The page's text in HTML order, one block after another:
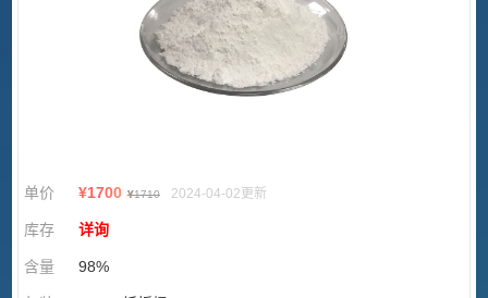
单价 ¥1700 ¥1710 2024-04-02更新
库存 详询
含量 98%